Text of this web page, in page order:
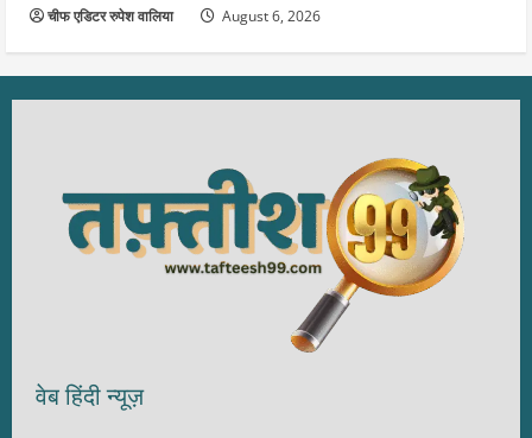
चीफ एडिटर रुपेश वालिया August 6, 2026
वेब हिंदी न्यूज़